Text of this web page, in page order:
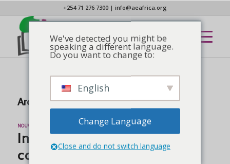
+254 71 276 7300| info@aeafrica.org
Archive d’étiquettes pour :Jubilé
NOUVELLES
Inscription en ligne à la
consultation jubilé de l'AEA
We've detected you might be
speaking a different language.
Do you want to change to:
English
Change Language
Close and do not switch language